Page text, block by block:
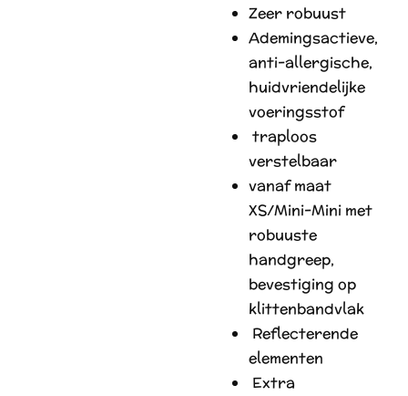
Zeer robuust
Ademingsactieve,
anti-allergische,
huidvriendelijke
voeringsstof
traploos
verstelbaar
vanaf maat
XS/Mini-Mini met
robuuste
handgreep,
bevestiging op
klittenbandvlak
Reflecterende
elementen
Extra